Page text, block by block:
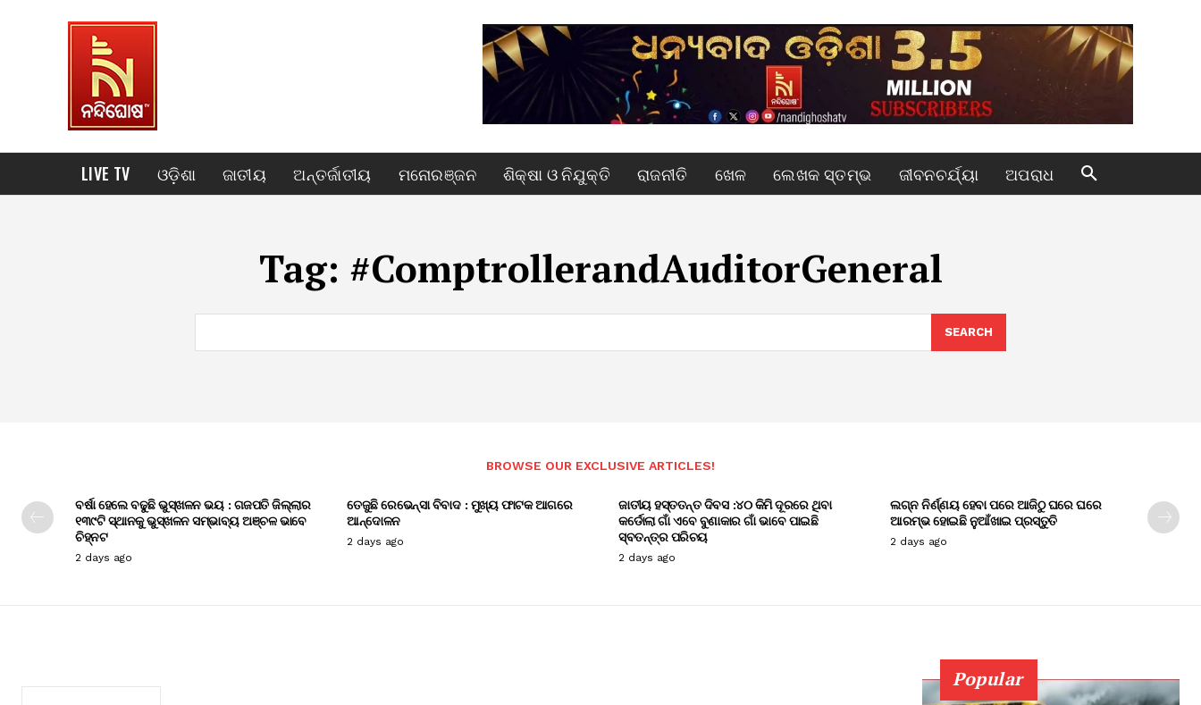
LIVE TV ଓଡ଼ିଶା ଜାତୀୟ ଅନ୍ତର୍ଜାତୀୟ ମନୋରଞ୍ଜନ ଶିକ୍ଷା ଓ ନିଯୁକ୍ତି ରାଜନୀତି ଖେଳ ଲେଖକ ସ୍ତମ୍ଭ ଜୀବନଚର୍ଯ୍ୟା ଅପରାଧ
Tag: #ComptrollerandAuditorGeneral
SEARCH
BROWSE OUR EXCLUSIVE ARTICLES!
ବର୍ଷା ହେଲେ ବଢୁଛି ଭୁସ୍ଖଳନ ଭୟ : ଗଜପତି ଜିଲ୍ଲାର
୧୩୯ଟି ସ୍ଥାନକୁ ଭୁସ୍ଖଳନ ସମ୍ଭାବ୍ୟ ଅଞ୍ଚଳ ଭାବେ
ଚିହ୍ନଟ
2 days ago
ତେଜୁଛି ରେଭେନ୍ସା ବିବାଦ : ମୁଖ୍ୟ ଫାଟକ ଆଗରେ
ଆନ୍ଦୋଳନ
2 days ago
ଜାତୀୟ ହସ୍ତତନ୍ତ ଦିବସ :୪୦ କିମି ଦୂରରେ ଥିବା
କର୍ଡୋଲା ଗାଁ ଏବେ ବୁଣାକାର ଗାଁ ଭାବେ ପାଇଛି
ସ୍ବତନ୍ତ୍ର ପରିଚୟ
2 days ago
ଲଗ୍ନ ନିର୍ଣ୍ଣୟ ହେବା ପରେ ଆଜିଠୁ ଘରେ ଘରେ
ଆରମ୍ଭ ହୋଇଛି ନୁଆଁଖାଇ ପ୍ରସ୍ତୁତି
2 days ago
Popular